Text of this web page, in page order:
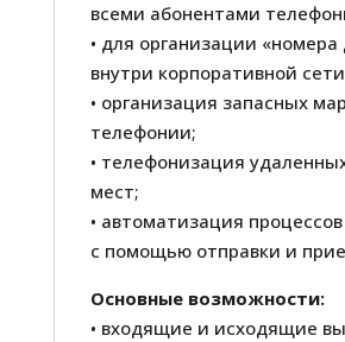
всеми абонентами
• для организации «номера
внутри корпоративной
• организация запасных
телефонии;
• телефонизация
мест;
• автоматизация
с помощью отправки и
Основные возможности:
• входящие и исходящие